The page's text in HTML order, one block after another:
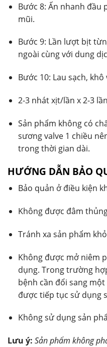
Bước 8: Ấn nhanh đầu
mũi.
Bước 9: Lần lượt bịt
ngoài cùng với dung
Bước 10: Lau sạch,
2-3 nhát xịt/lần x 2-3
Sản phẩm không có
sương valve 1 chiều
trong thời gian dài.
HƯỚNG DẪN BẢO
Bảo quản ở điều kiện
Không được đâm
Tránh xa sản phẩm
Không được mở niêm
dụng. Trong trường
bệnh cần đổi sang
được tiếp tục sử dụng
Không sử dụng sản
Lưu ý: Sản phẩm không